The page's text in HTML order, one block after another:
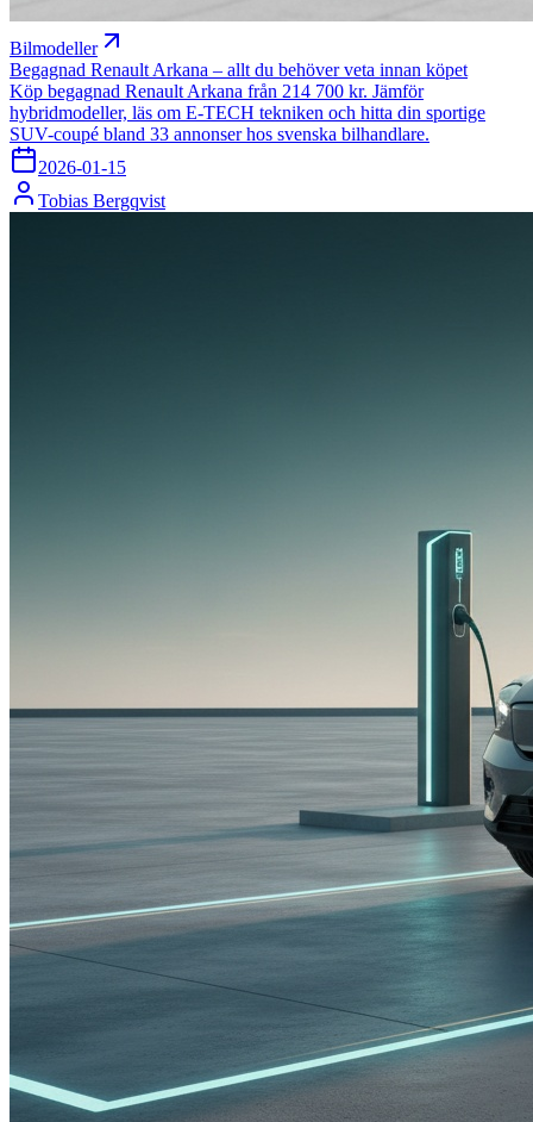
Bilmodeller
Begagnad Renault Arkana – allt du behöver veta innan köpet
Köp begagnad Renault Arkana från 214 700 kr. Jämför
hybridmodeller, läs om E-TECH tekniken och hitta din sportige
SUV-coupé bland 33 annonser hos svenska bilhandlare.
2026-01-15
Tobias Bergqvist